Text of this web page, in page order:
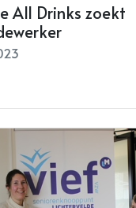
All Drinks zoekt